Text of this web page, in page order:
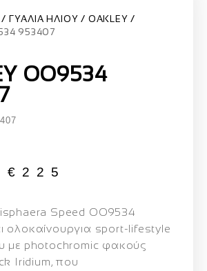
ΓΥΑΛΙΑ ΗΛΙΟΥ
OAKLEY
953407
OO9534
€ 225
Speed OO9534
ολοκαίνουργια sport‑lifestyle
με photochromic φακούς
Iridium, που